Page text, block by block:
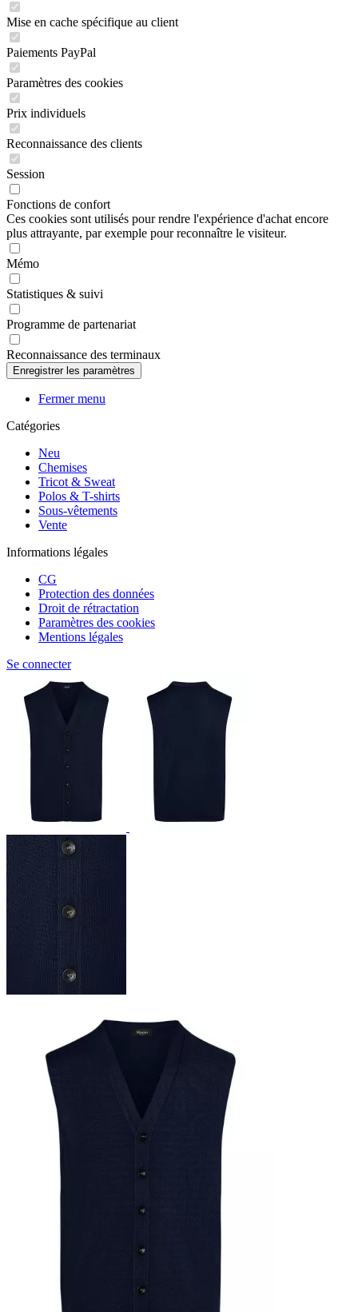
Mise en cache spécifique au client
Paiements PayPal
Paramètres des cookies
Prix individuels
Reconnaissance des clients
Session
Fonctions de confort
Ces cookies sont utilisés pour rendre l'expérience d'achat encore
plus attrayante, par exemple pour reconnaître le visiteur.
Mémo
Statistiques & suivi
Programme de partenariat
Reconnaissance des terminaux
Fermer menu
Catégories
Neu
Chemises
Tricot & Sweat
Polos & T-shirts
Sous-vêtements
Vente
Informations légales
CG
Protection des données
Droit de rétractation
Paramètres des cookies
Mentions légales
Se connecter